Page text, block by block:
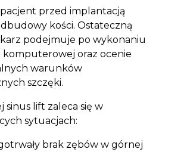
przed implantacją
kości. Ostateczną
podejmuje po wykonaniu
komputerowej oraz ocenie
warunków
szczęki.
sinus lift zaleca się w
sytuacjach:
brak zębów w górnej